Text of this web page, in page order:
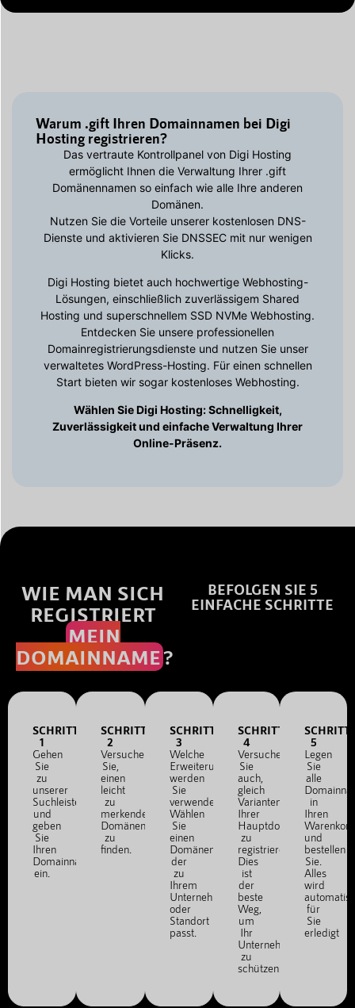
Warum .gift Ihren Domainnamen bei Digi
Hosting registrieren?
Das vertraute Kontrollpanel von Digi Hosting
ermöglicht Ihnen die Verwaltung Ihrer .gift
Domänennamen so einfach wie alle Ihre anderen
Domänen.
Nutzen Sie die Vorteile unserer kostenlosen DNS-
Dienste und aktivieren Sie DNSSEC mit nur wenigen
Klicks.
Digi Hosting bietet auch hochwertige Webhosting-
Lösungen, einschließlich zuverlässigem Shared
Hosting und superschnellem SSD NVMe Webhosting.
Entdecken Sie unsere professionellen
Domainregistrierungsdienste und nutzen Sie unser
verwaltetes WordPress-Hosting. Für einen schnellen
Start bieten wir sogar kostenloses Webhosting.
Wählen Sie Digi Hosting: Schnelligkeit,
Zuverlässigkeit und einfache Verwaltung Ihrer
Online-Präsenz.
WIE MAN SICH
REGISTRIERT
MEIN
DOMAINNAME?
BEFOLGEN SIE 5
EINFACHE SCHRITTE
SCHRITT
1
Gehen
Sie
zu
unserer
Suchleiste
und
geben
Sie
Ihren
Domainnamen
ein.
SCHRITT
2
Versuchen
Sie,
einen
leicht
zu
merkenden
Domänennamen
zu
finden.
SCHRITT
3
Welche
Erweiterung
werden
Sie
verwenden?
Wählen
Sie
einen
Domänennamen,
der
zu
Ihrem
Unternehmen
oder
Standort
passt.
SCHRITT
4
Versuchen
Sie
auch,
gleich
Varianten
Ihrer
Hauptdomain
zu
registrieren.
Dies
ist
der
beste
Weg,
um
Ihr
Unternehmen
zu
schützen.
SCHRITT
5
Legen
Sie
alle
in
Ihren
und
bestellen
Sie.
Alles
wird
für
Sie
erledigt